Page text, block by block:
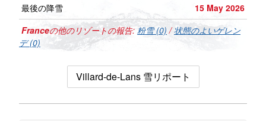
最後の降雪
15 May 2026
Franceの他のリゾートの報告: 粉雪 (0) /状態のよいゲレン
デ (0)
Villard-de-Lans 雪リポート